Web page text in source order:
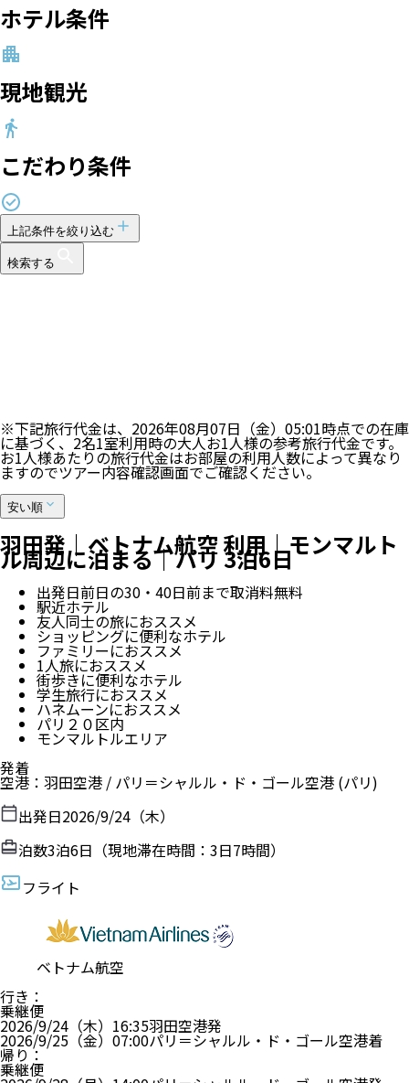
ホテル条件
現地観光
こだわり条件
上記条件を絞り込む
検索する
※下記旅行代金は、 2026年08月07日（金）05:01時点での在庫
に基づく、2名1室利用時の大人お1人様の参考旅行代金です。
お1人様あたりの旅行代金はお部屋の利用人数によって異なり
ますのでツアー内容確認画面でご確認ください。
安い順
羽田発｜ベトナム航空 利用｜モンマルト
ル周辺に泊まる｜パリ 3泊6日
出発日前日の30・40日前まで取消料無料
駅近ホテル
友人同士の旅におススメ
ショッピングに便利なホテル
ファミリーにおススメ
1人旅におススメ
街歩きに便利なホテル
学生旅行におススメ
ハネムーンにおススメ
パリ２０区内
モンマルトルエリア
発着
空港 ： 羽田空港 / パリ＝シャルル・ド・ゴール空港 (パリ)
出発日2026/9/24（木）
泊数3泊6日（現地滞在時間： 3日7時間）
フライト
ベトナム航空
行き ：
乗継便
2026/9/24（木） 16:35羽田空港発
2026/9/25（金） 07:00パリ＝シャルル・ド・ゴール空港着
帰り ：
乗継便